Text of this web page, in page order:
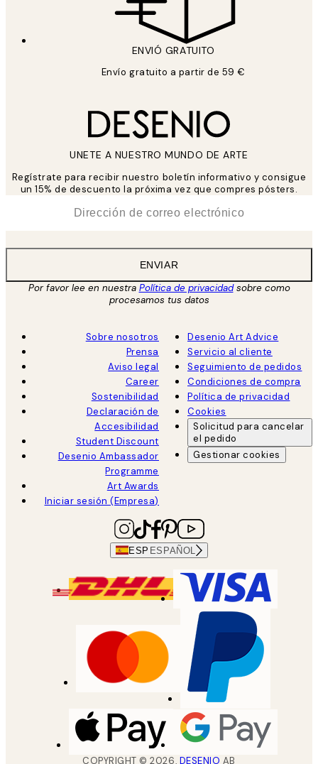
ENVIÓ GRATUITO
Envío gratuito a partir de 59 €
UNETE A NUESTRO MUNDO DE ARTE
Regístrate para recibir nuestro boletín informativo y consigue
un 15% de descuento la próxima vez que compres pósters.
ENVIAR
Por favor lee en nuestra Política de privacidadsobre como
procesamos tus datos
Sobre nosotros
Prensa
Aviso legal
Career
Sostenibilidad
Declaración de
Accesibilidad
Student Discount
Desenio Ambassador
Programme
Art Awards
Iniciar sesión (Empresa)
Desenio Art Advice
Servicio al cliente
Seguimiento de pedidos
Condiciones de compra
Política de privacidad
Cookies
Solicitud para cancelar
el pedido
Gestionar cookies
ESP ESPAÑOL
COPYRIGHT ©2026, DESENIO AB